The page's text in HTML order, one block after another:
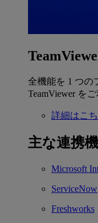
全機能を 1 つの
TeamViewer を
詳細はこ
主な連携
Microsoft
ServiceNow
Freshworks